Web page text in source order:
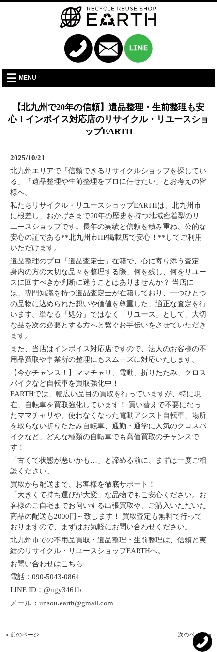
MENU
【北九州で20年の信頼】遺品整理・生前整理も安
心！インボイス対応店のリサイクル・リユースショ
ップEARTH
2025/10/21
北九州エリアで「信頼できるリサイクルショップを探してい
る」「遺品整理や生前整理をプロに任せたい」とお考えの皆
様へ。
私たちリサイクル・リユースショップEARTHは、北九州市
に根差し、おかげさまで20年の歴史を持つ地域密着型のリ
ユースショップです。長年の実績と信頼を積み重ね、公的な
安心の証である**北九州市HP掲載店で安心！**してご利用
いただけます。
遺品整理のプロ「遺品査定士」在籍で、心に寄り添う査定
身内の方の大切な品々を整理する際、何を残し、何をリユー
スに回すべきか判断に迷うことはありませんか？ 当店に
は、専門知識を持つ遺品査定士が在籍しており、一つひとつ
の品物に込められた想いや価値を尊重した、適正な査定を行
います。単なる「処分」ではなく「リユース」として、大切
な品を次の必要とする方へと繋ぐお手伝いをさせていただき
ます。
また、当店はインボイス対応店ですので、法人のお客様の不
用品買取や事業所の整理にもスムーズに対応いたします。
【今がチャンス！】ママチャリ、電動、折りたたみ、クロス
バイクなど自転車を買取強化中！
EARTHでは、幅広い品目の買取を行っていますが、特に現
在、自転車を買取強化しています！ 買い替えで不要になっ
たママチャリや、使わなくなった電動アシスト自転車、場所
を取らない折りたたみ自転車、通勤・通学に人気のクロスバ
イクなど、どんな種類の自転車でも高価買取のチャンスで
す！
「古くて状態が悪いかも…」と諦める前に、まずは一度ご相
談ください。
買取から配送まで、お客様を徹底サポート！
「大きくて持ち運びが大変」な品物でもご安心ください。お
客様のご自宅までお伺いする出張買取や、ご購入いただいた
商品の配送も2000円～致します！ 買取査定も無料で行って
おりますので、まずはお気軽にお問い合わせください。
北九州市での不用品買取・遺品整理・生前整理は、信頼と実
績のリサイクル・リユースショップEARTHへ。
お問い合わせはこちら
電話：090-5043-0864
LINE ID：@ngy3461b
メール：unsou.earth@gmail.com
« 前のページ 次のページ »